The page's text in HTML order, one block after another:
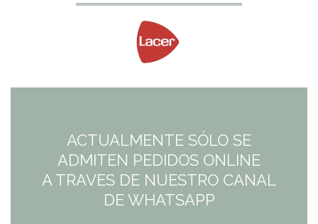
ACTUALMENTE SÓLO SE
ADMITEN PEDIDOS ONLINE
A TRAVES DE NUESTRO CANAL
DE WHATSAPP